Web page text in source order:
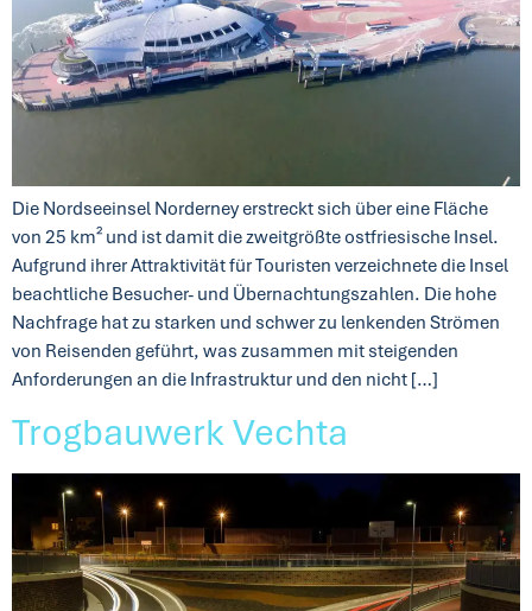
Die Nordseeinsel Norderney erstreckt sich über eine Fläche
von 25 km² und ist damit die zweitgrößte ostfriesische Insel.
Aufgrund ihrer Attraktivität für Touristen verzeichnete die Insel
beachtliche Besucher- und Übernachtungszahlen. Die hohe
Nachfrage hat zu starken und schwer zu lenkenden Strömen
von Reisenden geführt, was zusammen mit steigenden
Anforderungen an die Infrastruktur und den nicht […]
Trogbauwerk Vechta